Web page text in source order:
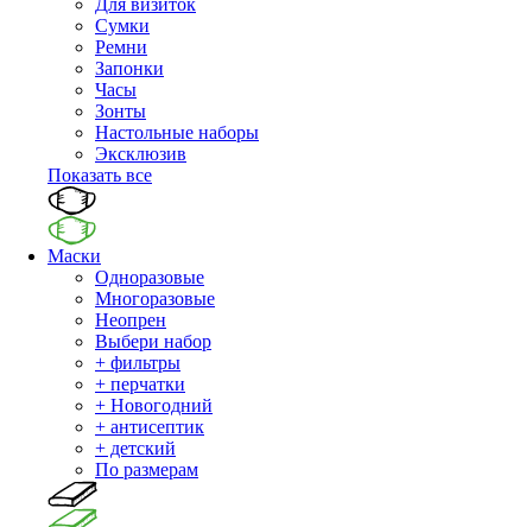
Для визиток
Сумки
Ремни
Запонки
Часы
Зонты
Настольные наборы
Эксклюзив
Показать все
Маски
Одноразовые
Многоразовые
Неопрен
Выбери набор
+ фильтры
+ перчатки
+ Новогодний
+ антисептик
+ детский
По размерам